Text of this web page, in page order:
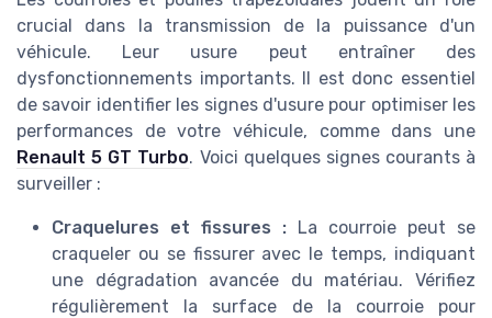
crucial dans la transmission de la puissance d'un
véhicule. Leur usure peut entraîner des
dysfonctionnements importants. Il est donc essentiel
de savoir identifier les signes d'usure pour optimiser les
performances de votre véhicule, comme dans une
Renault 5 GT Turbo. Voici quelques signes courants à
surveiller :
Craquelures et fissures : La courroie peut se
craqueler ou se fissurer avec le temps, indiquant
une dégradation avancée du matériau. Vérifiez
régulièrement la surface de la courroie pour